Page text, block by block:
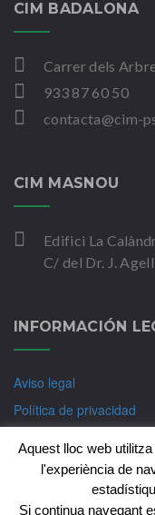
CIM BADALONA
Carrer dels
933 87 60 50
contacta@cim-
CIM MASNOU
Edifici La
C/ del Dr. J.
INFORMACIÓN
Aviso legal
Política de privacidad
Aquest lloc web
l'experiència de
Si continua navegant